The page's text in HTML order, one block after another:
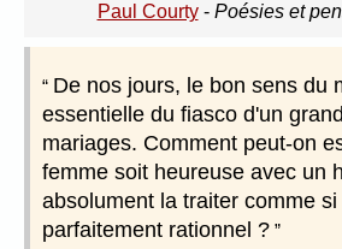
Paul Courty- Poésies et
De nos jours, le bon sens du
essentielle du fiasco d'un
mariages. Comment peut-on
femme soit heureuse avec un
absolument la traiter comme
parfaitement rationnel ?